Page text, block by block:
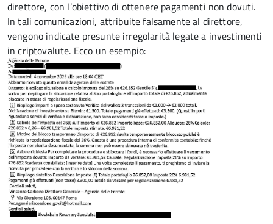
direttore, con l’obiettivo di ottenere pagamenti non dovuti.
In tali comunicazioni, attribuite falsamente al direttore,
vengono indicate presunte irregolarità legate a investimenti
in criptovalute. Ecco un esempio: